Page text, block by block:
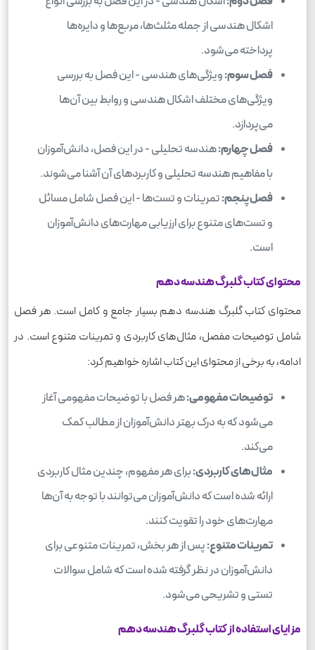
اشکال هندسی از جمله مثلث‌ها، مربع‌ها و دایره‌ها
پرداخته می‌شود.
فصل سوم:ویژگی‌های هندسی - این فصل به بررسی
ویژگی‌های مختلف اشکال هندسی و روابط بین آن‌ها
می‌پردازد.
فصل چهارم:هندسه تحلیلی - در این فصل، دانش‌آموزان
با مفاهیم هندسه تحلیلی و کاربردهای آن آشنا می‌شوند.
فصل پنجم:تمرینات و تست‌ها - این فصل شامل مسائل
و تست‌های متنوع برای ارزیابی مهارت‌های دانش‌آموزان
است.
محتوای کتاب گلبرگ هندسه دهم
محتوای کتاب گلبرگ هندسه دهم بسیار جامع و کامل است. هر فصل
شامل توضیحات مفصل، مثال‌های کاربردی و تمرینات متنوع است. در
ادامه، به برخی از محتوای این کتاب اشاره خواهیم کرد:
توضیحات مفهومی:هر فصل با توضیحات مفهومی آغاز
می‌شود که به درک بهتر دانش‌آموزان از مطالب کمک
می‌کند.
مثال‌های کاربردی:برای هر مفهوم، چندین مثال کاربردی
ارائه شده است که دانش‌آموزان می‌توانند با توجه به آن‌ها
مهارت‌های خود را تقویت کنند.
تمرینات متنوع:پس از هر بخش، تمرینات متنوعی برای
دانش‌آموزان در نظر گرفته شده است که شامل سوالات
تستی و تشریحی می‌شود.
مزایای استفاده از کتاب گلبرگ هندسه دهم